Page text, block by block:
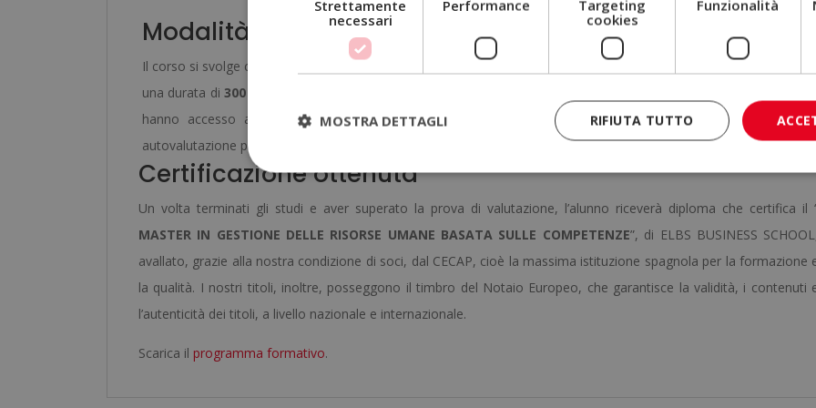
Modalità di studio
Il corso si svolge completamente online, permettendo agli studenti di organizzare lo studio in modo flessibile. Con
una durata di300 ore
hanno accesso a un campus virtuale, dove possono interagire con i docenti e partecipare a sessioni di
autovalutazione per monitorare i propri progressi. Inoltre, è assegnato un tutor personale per supporto continuo.
Certificazione ottenuta
Un volta terminati gli studi e aver superato la prova di valutazione, l’alunno riceverà diploma che certifica il
MASTER IN GESTIONE DELLE RISORSE UMANE BASATA SULLE COMPETENZE”, di ELBS BUSINESS
avallato, grazie alla nostra condizione di soci, dal CECAP, cioè la massima istituzione spagnola per la formazione
la qualità. I nostri titoli, inoltre, posseggono il timbro del Notaio Europeo, che garantisce la validità, i contenuti
l’autenticità dei titoli, a livello nazionale e internazionale.
Scarica il programma formativo.
Strettamente
necessari
Performance
Targeting
cookies
Funzionalità
RIFIUTA TUTTO
MOSTRA DETTAGLI